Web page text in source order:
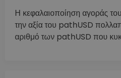
Η κεφαλαιοποίηση αγοράς
την αξία του pathUSD
αριθμό των pathUSD που